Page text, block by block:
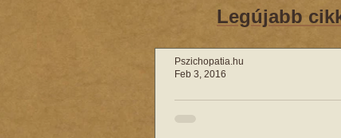
Legújabb
Az antiszociális
Pszichopatia.hu
Feb 3, 2016